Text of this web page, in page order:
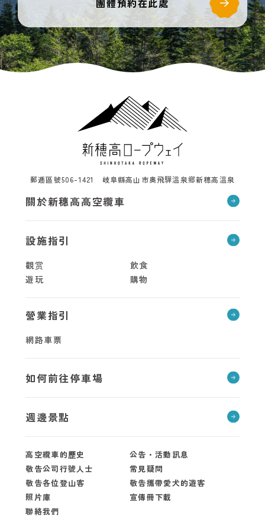
團體預約在此處
郵逓區號506-1421 岐阜縣高山市奧飛驒溫泉鄉新穗高溫泉
關於新穗高高空纜車
設施指引
觀赏
飲食
遊玩
購物
營業指引
網路車票
如何前往停車場
週邊景點
高空纜車的歷史
公告・活動訊息
敬告公司行號人士
常見疑問
敬告各位登山客
敬告攜帶愛犬的遊客
照片庫
宣傳冊下載
聯絡我們